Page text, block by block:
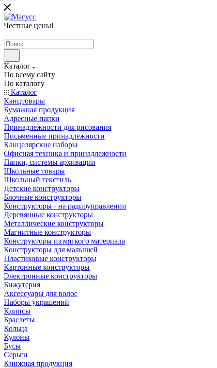
Честные цены!
Каталог
По всему сайту
По каталогу
Каталог
Канцтовары
Бумажная продукция
Адресные папки
Принадлежности для рисования
Письменные принадлежности
Канцелярские наборы
Офисная техника и принадлежности
Папки, системы архивации
Школьные товары
Школьный текстиль
Детские конструкторы
Блочные конструкторы
Конструкторы - на радиоуправлении
Деревянные конструкторы
Металлические конструкторы
Магнитные конструкторы
Конструкторы из мягкого материала
Конструкторы для малышей
Пластиковые конструкторы
Картонные конструкторы
Электронные конструкторы
Бижутерия
Аксессуары для волос
Наборы украшений
Клипсы
Браслеты
Кольца
Кулоны
Бусы
Серьги
Книжная продукция